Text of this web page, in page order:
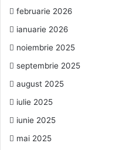
februarie 2026
ianuarie 2026
noiembrie 2025
septembrie 2025
august 2025
iulie 2025
iunie 2025
mai 2025